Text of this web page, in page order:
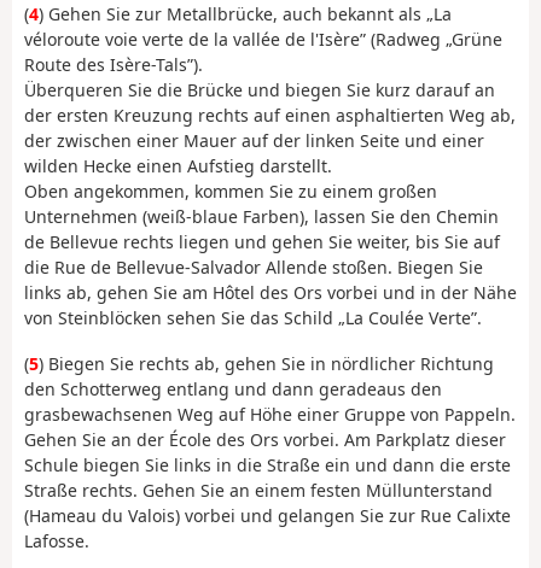
(4) Gehen Sie zur Metallbrücke, auch bekannt als „La
véloroute voie verte de la vallée de l'Isère” (Radweg „Grüne
Route des Isère-Tals”).
Überqueren Sie die Brücke und biegen Sie kurz darauf an
der ersten Kreuzung rechts auf einen asphaltierten Weg ab,
der zwischen einer Mauer auf der linken Seite und einer
wilden Hecke einen Aufstieg darstellt.
Oben angekommen, kommen Sie zu einem großen
Unternehmen (weiß-blaue Farben), lassen Sie den Chemin
de Bellevue rechts liegen und gehen Sie weiter, bis Sie auf
die Rue de Bellevue-Salvador Allende stoßen. Biegen Sie
links ab, gehen Sie am Hôtel des Ors vorbei und in der Nähe
von Steinblöcken sehen Sie das Schild „La Coulée Verte”.
(5) Biegen Sie rechts ab, gehen Sie in nördlicher Richtung
den Schotterweg entlang und dann geradeaus den
grasbewachsenen Weg auf Höhe einer Gruppe von Pappeln.
Gehen Sie an der École des Ors vorbei. Am Parkplatz dieser
Schule biegen Sie links in die Straße ein und dann die erste
Straße rechts. Gehen Sie an einem festen Müllunterstand
(Hameau du Valois) vorbei und gelangen Sie zur Rue Calixte
Lafosse.